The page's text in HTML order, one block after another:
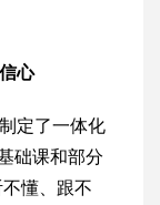
心
定了一体化
础课和部分
懂、跟不